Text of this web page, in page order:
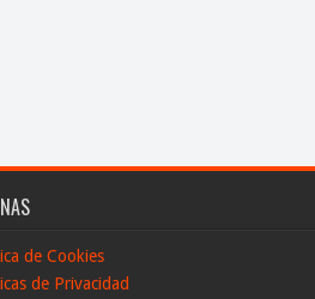
de Cookies
de Privacidad